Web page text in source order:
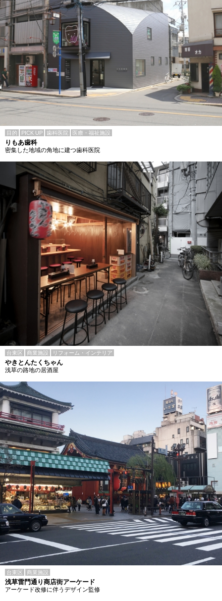
目的 PICK UP 歯科医院 医療・福祉施設
りもあ歯科
密集した地域の角地に建つ歯科医院
台東区 商業施設 リフォーム・インテリア
やきとんたくちゃん
浅草の路地の居酒屋
台東区 商業施設
浅草雷門通り商店街アーケード
アーケード改修に伴うデザイン監修